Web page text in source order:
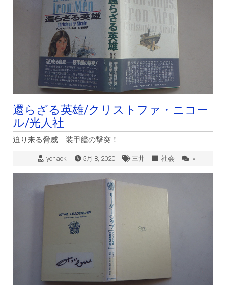
還らざる英雄/クリストファ・ニコー
ル/光人社
迫り来る脅威 装甲艦の撃突！
yohaoki 5月 8, 2020 三井 社会 »